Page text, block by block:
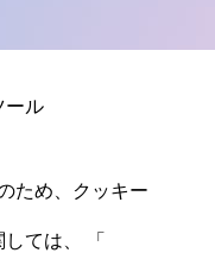
ール
ため、クッキー
ては、 「